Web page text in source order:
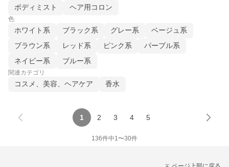
ボディミスト
ヘア用コロン
色
ホワイト系 ブラック系 グレー系
ベージュ系
ブラウン系
レッド系 ピンク系
パープル系
ネイビー系
ブルー系
関連カテゴリ
コスメ、美容、ヘアケア 香水
1 2 3 4 5
136件中1〜30件